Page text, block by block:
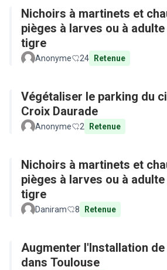
Nichoirs à martinets et
pièges à larves ou à
tigre
Anonyme 24 Retenue
Végétaliser le parking du
Croix Daurade
Anonyme 2 Retenue
Nichoirs à martinets et
pièges à larves ou à
tigre
Daniram 8 Retenue
Augmenter l'Installation
dans Toulouse